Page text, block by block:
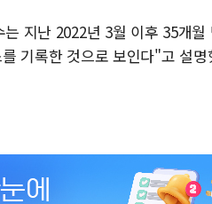
지난 2022년 3월 이후 35개
기록한 것으로 보인다"고 설명